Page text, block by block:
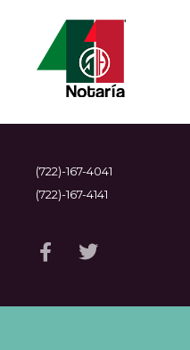
(722)-167-4041
(722)-167-4141